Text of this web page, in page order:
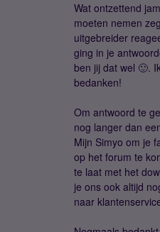
Wat ontzettend
moeten nemen
uitgebreider
ging in je
ben jij dat wel 🙂.
bedanken!
Om antwoord te
nog langer dan
Mijn Simyo om je
op het forum te
te laat met het
je ons ook altijd
naar